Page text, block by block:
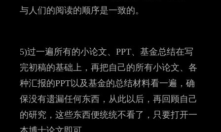
与人们的阅读的顺序是一致的。
5)过一遍所有的小论文、PPT、基金总结在写
完初稿的基础上，再把自己的所有小论文、各
种汇报的PPT以及基金的总结材料看一遍，确
保没有遗漏任何东西，从此以后，再回顾自己
的研究，这些东西便统统不看了，只要打开一